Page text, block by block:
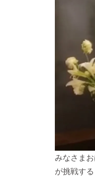
みなさま
が挑戦す